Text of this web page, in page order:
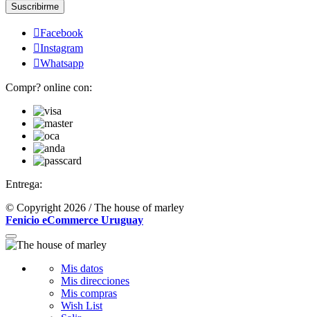
Suscribirme
Facebook
Instagram
Whatsapp
Compr? online con:
Entrega:
© Copyright 2026 / The house of marley
Fenicio eCommerce Uruguay
Mis datos
Mis direcciones
Mis compras
Wish List